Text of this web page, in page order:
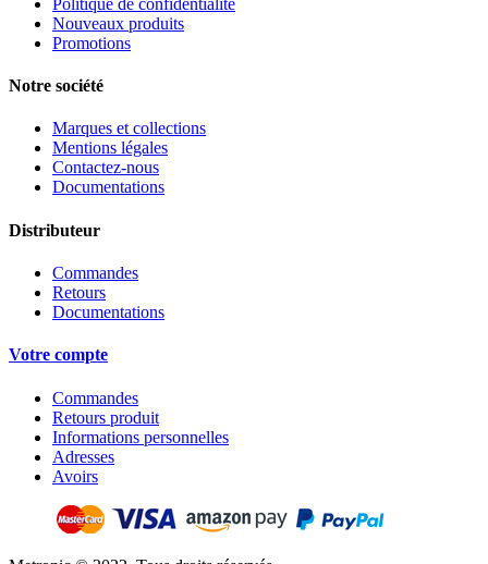
Politique de confidentialité
Nouveaux produits
Promotions
Notre société
Marques et collections
Mentions légales
Contactez-nous
Documentations
Distributeur
Commandes
Retours
Documentations
Votre compte
Commandes
Retours produit
Informations personnelles
Adresses
Avoirs